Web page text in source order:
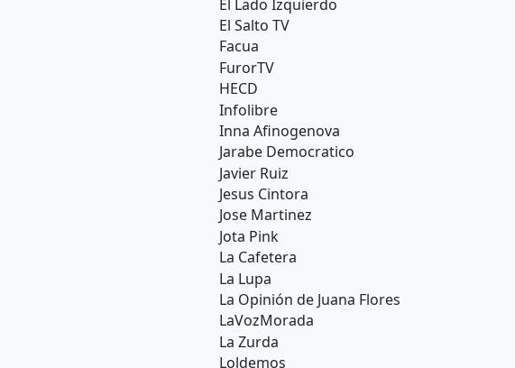
El Lado Izquierdo
El Salto TV
Facua
FurorTV
HECD
Infolibre
Inna Afinogenova
Jarabe Democratico
Javier Ruiz
Jesus Cintora
Jose Martinez
Jota Pink
La Cafetera
La Lupa
La Opinión de Juana Flores
LaVozMorada
La Zurda
Loldemos